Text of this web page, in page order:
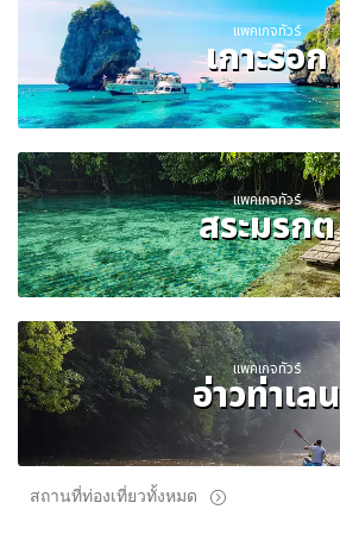
แพคเกจทัวร์
เกาะรอก
แพคเกจทัวร์
สระมรกต
แพคเกจทัวร์
อ่าวท่าเลน
สถานที่ท่องเที่ยวทั้งหมด